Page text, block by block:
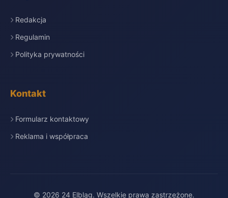
Redakcja
Regulamin
Polityka prywatności
Kontakt
Formularz kontaktowy
Reklama i współpraca
© 2026 24 Elbląg. Wszelkie prawa zastrzeżone.